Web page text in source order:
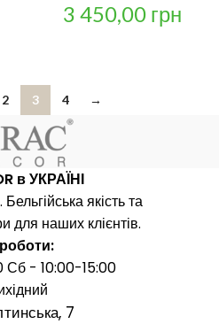
3 450,00 грн
2 3 4 →
в УКРАЇНІ
якість та
для наших клієнтів.
- 10:00-15:00
7